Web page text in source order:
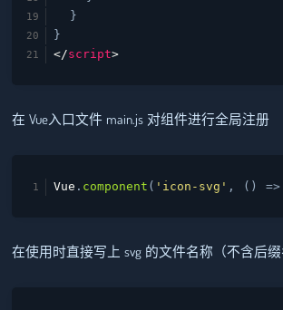
}
}
</script>
在 Vue入口文件 main.js 对组件进行全局注册
Vue . component ( 'icon-svg' , () =>
在使用时直接写上 svg 的文件名称（不含后缀